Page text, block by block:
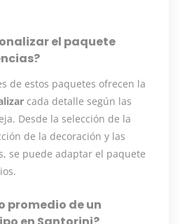
el paquete
de estos paquetes ofrecen la
cada detalle según las
Desde la selección de la
de la decoración y las
se puede adaptar el paquete
promedio de un